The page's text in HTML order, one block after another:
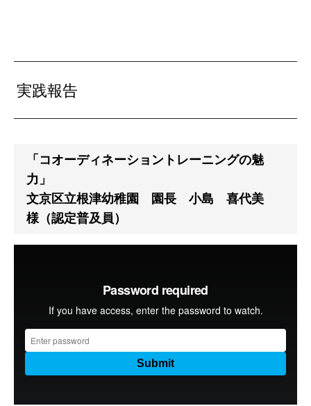
実践報告
「コオーディネーショントレーニングの魅
力」
文京区立根津幼稚園 園長 小島 喜代美
様（認定普及員）